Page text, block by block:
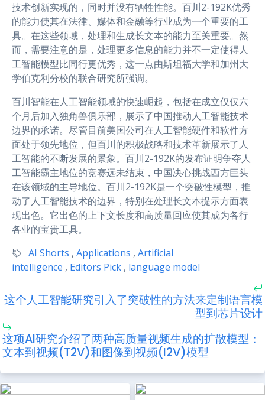
技术创新实现的，同时并没有牺牲性能。百川2-192K优秀
的能力使其在法律、媒体和金融等行业成为一个重要的工
具。在这些领域，处理和生成长文本的能力至关重要。然
而，需要注意的是，处理更多信息的能力并不一定使得人
工智能模型比同行更优秀，这一点由斯坦福大学和加州大
学伯克利分校的联合研究所强调。
百川智能在人工智能领域的快速崛起，包括在成立仅仅六
个月后加入独角兽俱乐部，展示了中国推动人工智能技术
边界的承诺。尽管目前美国公司在人工智能硬件和软件方
面处于领先地位，但百川的积极战略和技术革新展示了人
工智能的不断发展的景象。百川2-192K的发布证明争夺人
工智能霸主地位的竞赛远未结束，中国决心挑战西方巨头
在该领域的主导地位。百川2-192K是一个突破性模型，推
动了人工智能技术的边界，特别在处理长文本提示方面表
现出色。它出色的上下文长度和高质量回应使其成为各行
各业的宝贵工具。
AI Shorts , Applications , Artificial
intelligence , Editors Pick , language model
这个人工智能研究引入了突破性的方法来定制语言模
型到芯片设计
这项AI研究介绍了两种高质量视频生成的扩散模型：
文本到视频(T2V)和图像到视频(I2V)模型